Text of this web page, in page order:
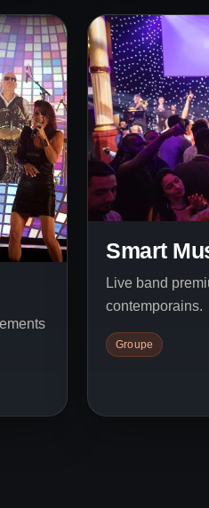
Smart
Live band
contemporains.
Groupe